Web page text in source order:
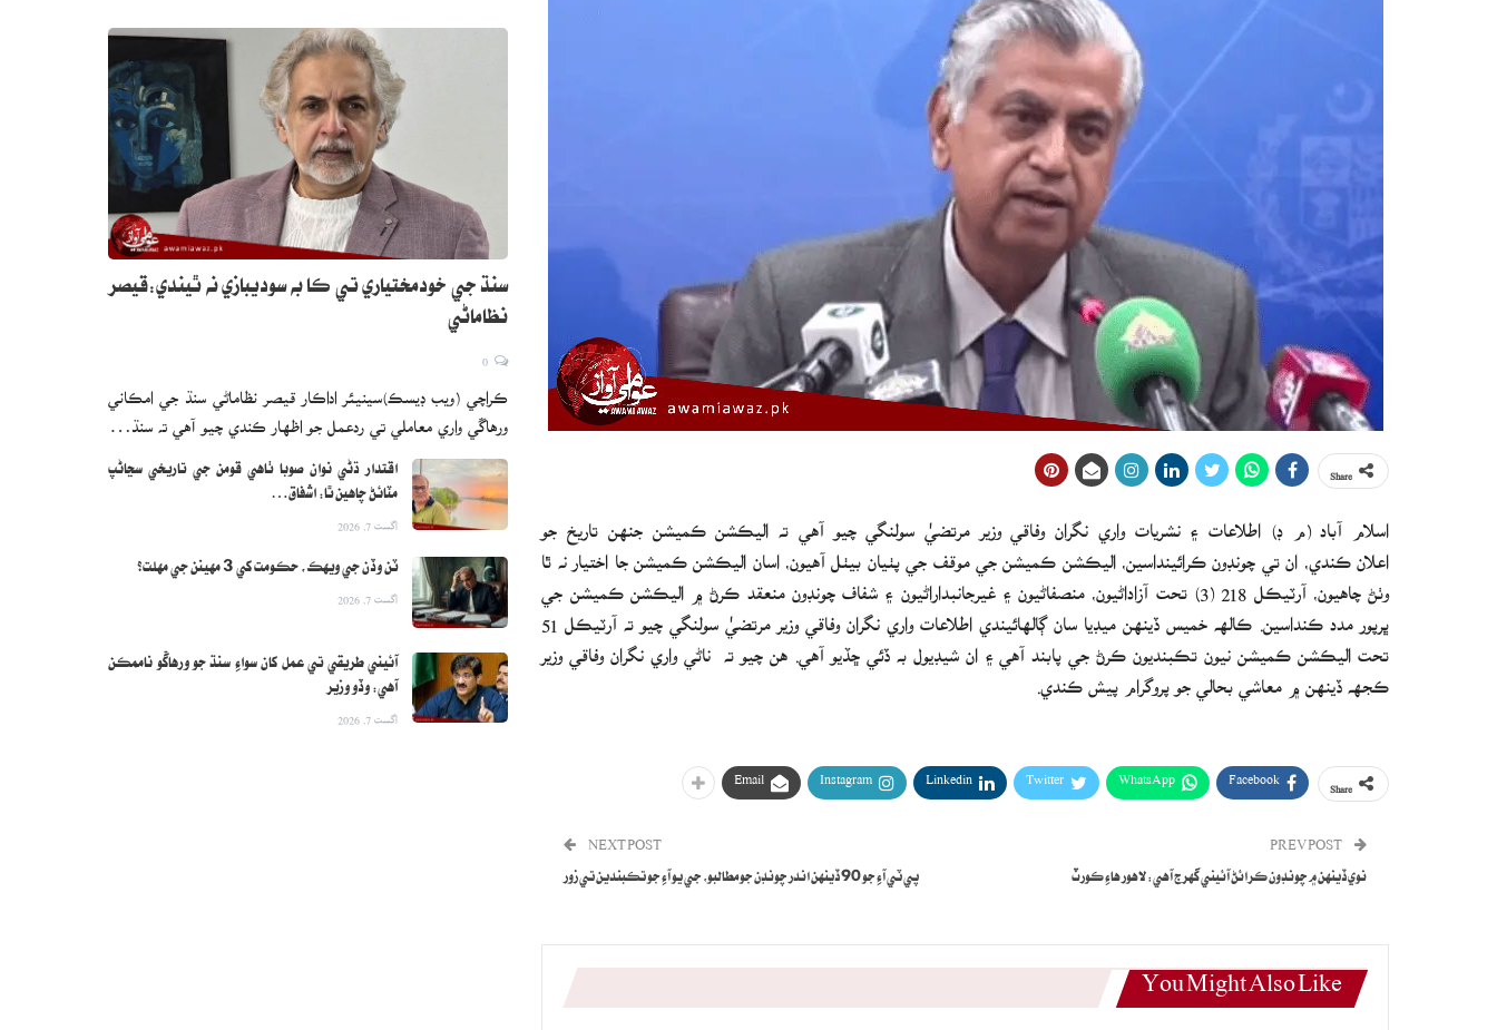
اسلام آباد (م ڊ) اطلاعات ۽ نشريات واري نگران وفاقي وزير مرتضيٰ سولنگي چيو آهي ته اليڪشن ڪميشن جنهن تاريخ جو
اعلان ڪندي، ان تي چونڊون ڪرائينداسين، اليڪشن ڪميشن جي موقف جي پٺيان بيٺل آهيون، اسان اليڪشن ڪميشن جا اختيار نه ٿا
وٺڻ چاهيون، آرٽيڪل 218 (3) تحت آزاداڻيون، منصفاڻيون ۽ غيرجانبداراڻيون ۽ شفاف چونڊون منعقد ڪرڻ ۾ اليڪشن ڪميشن جي
تحت اليڪشن ڪميشن نيون تڪبنديون ڪرڻ جي پابند آهي ۽ ان شيڊيول به ڏئي ڇڏيو آهي. هن چيو ته ناڻي واري نگران وفاقي وزير
ڪجهه ڏينهن ۾ معاشي بحالي جو پروگرام پيش ڪندي.
Facebook
WhatsApp
Twitter
Linkedin
Instagram
Email
نوي ڏينهن ۾ چونڊون ڪرائڻ آئيني گهرج آهي: لاهور هاءِ ڪورٽ
NEXT POST
پي ٽي آءِ جو 90 ڏينهن اندر چونڊن جو مطالبو، جي يو آءِ جو تڪبندين تي زور
You Might Also Like
سنڌ جي خودمختياري تي ڪا به سوديبازي نه ٿيندي:قيصر
نظاماڻي
ڪراچي (ويب ڊيسڪ)سينيئر اداڪار قيصر نظاماڻي سنڌ جي امڪاني
ورهاڱي واري معاملي تي ردعمل جو اظهار ڪندي چيو آهي ته سنڌ…
اقتدار ڌڻي نوان صوبا ٺاهي قومن جي تاريخي سڃاڻپ
مٽائڻ چاهين ٿا: اشفاق…
اگست 7, 2026
ٽن وڏن جي ويهڪ، حڪومت کي 3 مهينن جي مهلت؟
اگست 7, 2026
آئيني طريقي تي عمل کان سواءِ سنڌ جو ورهاڱو ناممڪن
آهي: وڏو وزير
اگست 7, 2026